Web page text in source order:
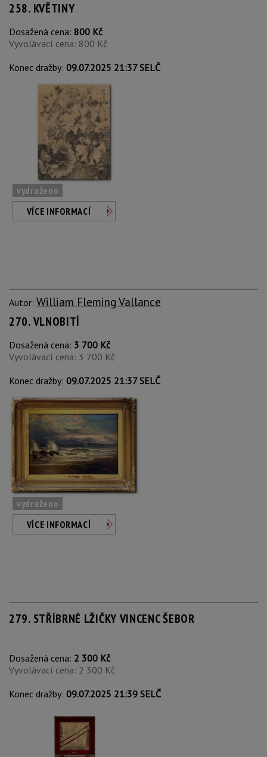
258. KVĚTINY
Dosažená cena: 800 Kč
Vyvolávací cena: 800 Kč
Konec dražby: 09.07.2025 21:37 SELČ
vydraženo
VÍCE INFORMACÍ
Autor: William Fleming Vallance
270. VLNOBITÍ
Dosažená cena: 3 700 Kč
Vyvolávací cena: 3 700 Kč
Konec dražby: 09.07.2025 21:37 SELČ
vydraženo
VÍCE INFORMACÍ
279. STŘÍBRNÉ LŽIČKY VINCENC ŠEBOR
Dosažená cena: 2 300 Kč
Vyvolávací cena: 2 300 Kč
Konec dražby: 09.07.2025 21:39 SELČ